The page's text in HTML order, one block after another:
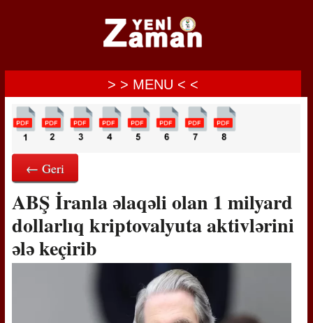
> > MENU < <
← Geri
ABŞ İranla əlaqəli olan 1 milyard
dollarlıq kriptovalyuta aktivlərini
ələ keçirib